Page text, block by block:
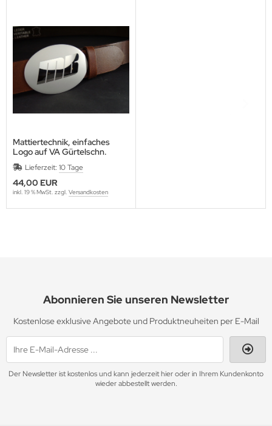
Mattiertechnik, einfaches
Logo auf VA Gürtelschn.
aufmattieren
Lieferzeit: 10 Tage
44,00 EUR
inkl. 19 % MwSt. zzgl. Versandkosten
Abonnieren Sie unseren Newsletter
Kostenlose exklusive Angebote und Produktneuheiten per E-Mail
Der Newsletter ist kostenlos und kann jederzeit hier oder in Ihrem Kundenkonto
wieder abbestellt werden.